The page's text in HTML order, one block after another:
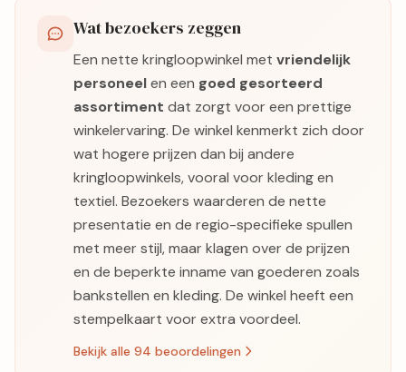
Wat bezoekers zeggen
Een nette kringloopwinkel met vriendelijk
personeelen een goed gesorteerd
assortiment dat zorgt voor een prettige
winkelervaring. De winkel kenmerkt zich door
wat hogere prijzen dan bij andere
kringloopwinkels, vooral voor kleding en
textiel. Bezoekers waarderen de nette
presentatie en de regio-specifieke spullen
met meer stijl, maar klagen over de prijzen
en de beperkte inname van goederen zoals
bankstellen en kleding. De winkel heeft een
stempelkaart voor extra voordeel.
Bekijk alle 94 beoordelingen